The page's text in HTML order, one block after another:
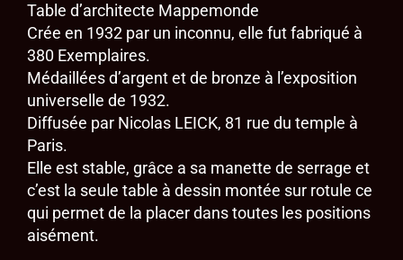
Table d’architecte Mappemonde
Crée en 1932 par un inconnu, elle fut fabriqué à
380 Exemplaires.
Médaillées d’argent et de bronze à l’exposition
universelle de 1932.
Diffusée par Nicolas LEICK, 81 rue du temple à
Paris.
Elle est stable, grâce a sa manette de serrage et
c’est la seule table à dessin montée sur rotule ce
qui permet de la placer dans toutes les positions
aisément.